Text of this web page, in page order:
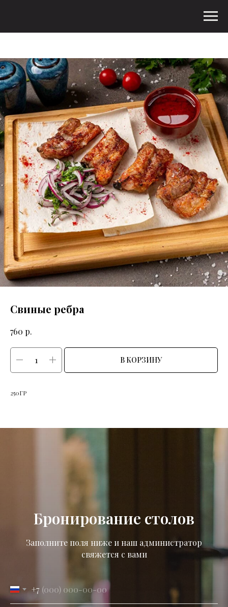
Свиные ребра
760 р.
В КОРЗИНУ
250ГР
Бронирование столов
Заполните поля ниже и наш администратор
свяжется с вами
+7